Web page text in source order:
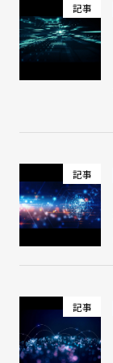
記事
記事
記事